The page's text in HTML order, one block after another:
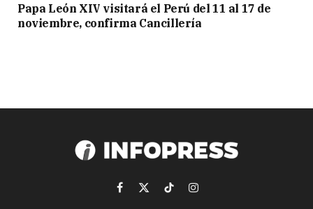
Papa León XIV visitará el Perú del 11 al 17 de
noviembre, confirma Cancillería
Facebook
X
TikTokInstagram